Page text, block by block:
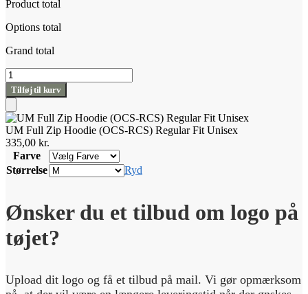
Product total
Options total
Grand total
UM
Full
Zip
Hoodie
(OCS-
RCS)
Regular
Fit
Unisex
Tilføj til kurv
Tilføj
til
kurv
UM Full Zip Hoodie (OCS-RCS) Regular Fit Unisex
335,00 kr.
Farve
Størrelse
Ryd
Ønsker du et tilbud om logo på
tøjet?
Upload dit logo og få et tilbud på mail. Vi gør opmærksom